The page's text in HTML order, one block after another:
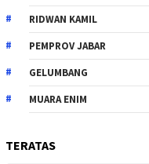
RIDWAN KAMIL
PEMPROV JABAR
GELUMBANG
MUARA ENIM
TERATAS